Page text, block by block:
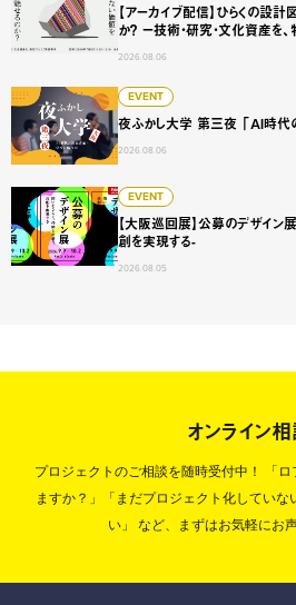
【アーカイブ配信】ひらくの設
か？ ー技術・研究・文化資産を
2026.08.06
EVENT
夜ふかし大学 第三夜 「AI時代
2026.08.06
夜ふかし大学 第三夜 「AI時代の教
EVENT
【大阪巡回展】公募のデザイン
創を実現する-
2026.08.05
【大阪巡回展】公募のデザイン展
オンライン
プロジェクトのご相談を随時受付中！
「
ますか？」「まだプロジェクト化していな
い」
など、まずはお気軽にお